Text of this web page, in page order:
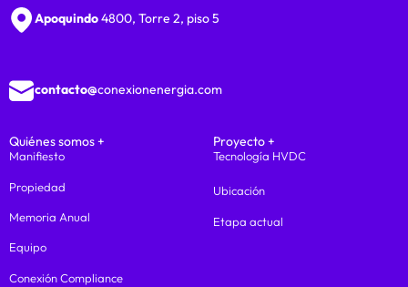
Apoquindo4800, Torre 2, piso 5
contacto@conexionenergia.com
Quiénes somos +
Manifiesto
Propiedad
Memoria Anual
Equipo
Conexión Compliance
Proyecto +
Tecnología HVDC
Ubicación
Etapa actual